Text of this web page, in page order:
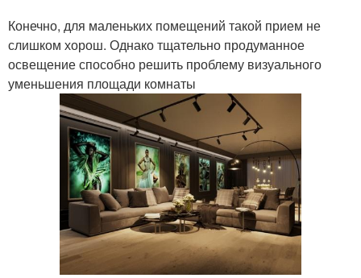
Конечно, для маленьких помещений такой прием не
слишком хорош. Однако тщательно продуманное
освещение способно решить проблему визуального
уменьшения площади комнаты